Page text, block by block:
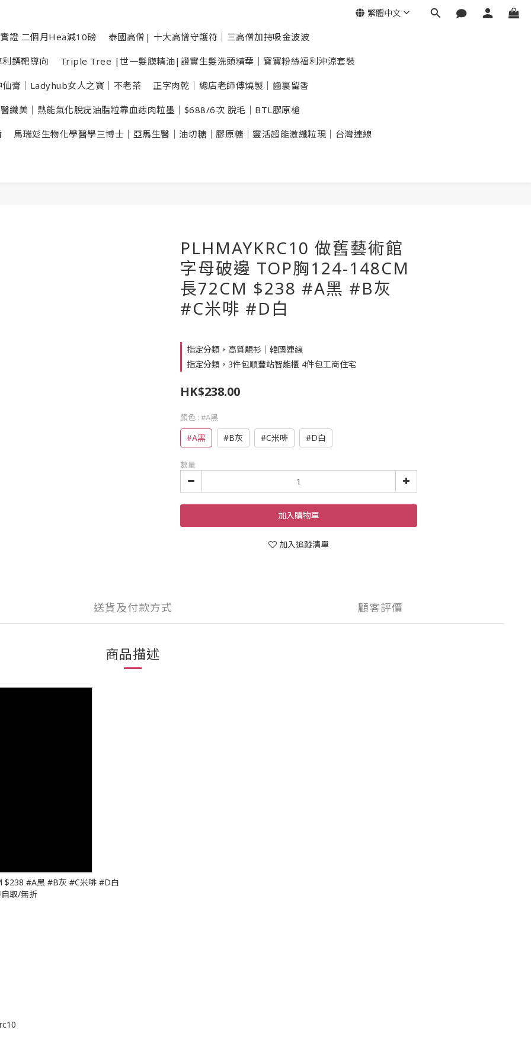
證 二個月Hea減10磅 泰國高僧| 十大高憎守護符｜三高僧加持吸金波波
鏢靶導向 Triple Tree |世一髮膜精油|證實生髮洗頭精華｜寶寶粉絲福利沖涼套裝
膏｜Ladyhub女人之寶｜不老茶 正字肉乾｜總店老師傅燒製｜齒裏留香
纖美｜熱能氣化脫疣油脂粒靠血痣肉粒墨｜$688/6次 脫毛｜BTL膠原槍
馬瑞彣生物化學醫學三博士｜亞馬生醫｜油切糖｜膠原糖｜靈活超能激纖粒現｜台灣連線
繁體中文
PLHMAYKRC10 做舊藝術館
字母破邊 TOP胸124-148CM
長72CM $238 #A黑 #B灰
#C米啡 #D白
指定分類，高質靚衫｜韓國連線
指定分類，3件包順豐站智能櫃 4件包工商住宅
HK$238.00
顏色 : #A黑
#A黑 #B灰 #C米啡 #D白
數量
加入購物車
加入追蹤清單
送貨及付款方式 顧客評價
商品描述
$238 #A黑 #B灰 #C米啡 #D白
取/無折